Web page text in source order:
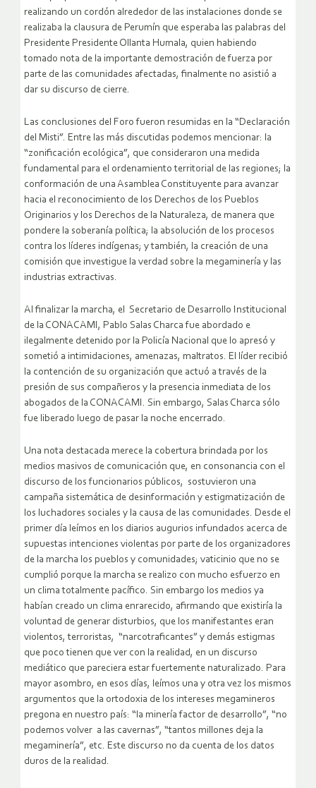
realizando un cordón alrededor de las instalaciones donde se
realizaba la clausura de Perumín que esperaba las palabras del
Presidente Presidente Ollanta Humala, quien habiendo
tomado nota de la importante demostración de fuerza por
parte de las comunidades afectadas, finalmente no asistió a
dar su discurso de cierre.
Las conclusiones del Foro fueron resumidas en la “Declaración
del Misti”. Entre las más discutidas podemos mencionar: la
“zonificación ecológica”, que consideraron una medida
fundamental para el ordenamiento territorial de las regiones; la
conformación de una Asamblea Constituyente para avanzar
hacia el reconocimiento de los Derechos de los Pueblos
Originarios y los Derechos de la Naturaleza, de manera que
pondere la soberanía política; la absolución de los procesos
contra los líderes indígenas; y también, la creación de una
comisión que investigue la verdad sobre la megaminería y las
industrias extractivas.
Al finalizar la marcha, el Secretario de Desarrollo Institucional
de la CONACAMI, Pablo Salas Charca fue abordado e
ilegalmente detenido por la Policía Nacional que lo apresó y
sometió a intimidaciones, amenazas, maltratos. El líder recibió
la contención de su organización que actuó a través de la
presión de sus compañeros y la presencia inmediata de los
abogados de la CONACAMI. Sin embargo, Salas Charca sólo
fue liberado luego de pasar la noche encerrado.
Una nota destacada merece la cobertura brindada por los
medios masivos de comunicación que, en consonancia con el
discurso de los funcionarios públicos, sostuvieron una
campaña sistemática de desinformación y estigmatización de
los luchadores sociales y la causa de las comunidades. Desde el
primer día leímos en los diarios augurios infundados acerca de
supuestas intenciones violentas por parte de los organizadores
de la marcha los pueblos y comunidades; vaticinio que no se
cumplió porque la marcha se realizo con mucho esfuerzo en
un clima totalmente pacífico. Sin embargo los medios ya
habían creado un clima enrarecido, afirmando que existiría la
voluntad de generar disturbios, que los manifestantes eran
violentos, terroristas, “narcotraficantes” y demás estigmas
que poco tienen que ver con la realidad, en un discurso
mediático que pareciera estar fuertemente naturalizado. Para
mayor asombro, en esos días, leímos una y otra vez los mismos
argumentos que la ortodoxia de los intereses megamineros
pregona en nuestro país: “la minería factor de desarrollo”, “no
podemos volver a las cavernas”, “tantos millones deja la
megaminería”, etc. Este discurso no da cuenta de los datos
duros de la realidad.